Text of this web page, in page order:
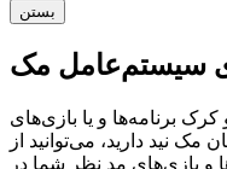
بستن
سیستم‌عامل مک
برنامه‌ها و یا بازی‌های
نید دارید، می‌توانید از
و بازی‌های مد نظر شما در